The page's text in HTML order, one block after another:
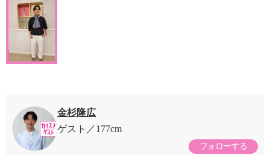
金杉隆広
ゲスト
177cm
フォローする